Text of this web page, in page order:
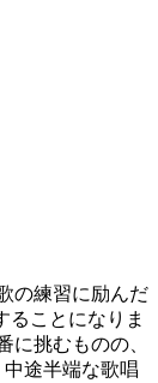
の練習に励んだ
ることになりま
に挑むものの、
途半端な歌唱